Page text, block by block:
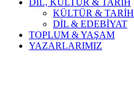
DİL, KÜLTÜR & TARİH
KÜLTÜR & TARİH
DİL & EDEBİYAT
TOPLUM & YAŞAM
YAZARLARIMIZ